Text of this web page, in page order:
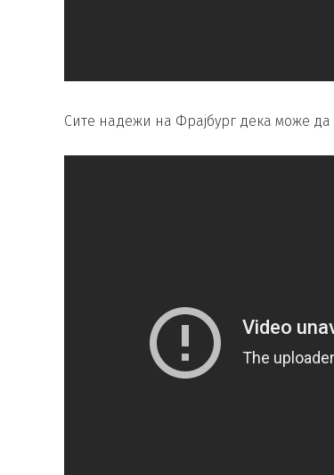
Сите надежи на Фрајбург дека може